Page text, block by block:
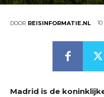
DOOR REISINFORMATIE.NL
Madrid is de